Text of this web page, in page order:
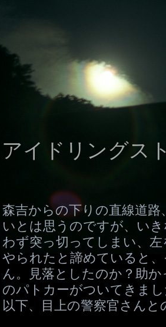
アイドリングス
森吉からの下りの直線道
いとは思うのですが、い
わず突っ切ってしまい、
やられたと諦めていると
ん。見落としたのか？助
のパトカーがついてきま
以下、目上の警察官さん